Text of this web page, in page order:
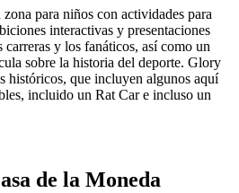
zona para niños con actividades para
interactivas y presentaciones
carreras y los fanáticos, así como un
sobre la historia del deporte. Glory
históricos, que incluyen algunos aquí
incluido un Rat Car e incluso un
de la Moneda